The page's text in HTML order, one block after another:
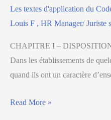
Les textes d'application du
Louis F , HR Manager/ Juriste
CHAPITRE I –
Dans les établissements de
quand ils ont un caractère
Read More »